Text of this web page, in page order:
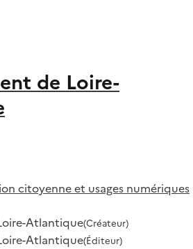
de Loire-
citoyenne et usages numériques
Atlantique(Créateur)
Atlantique(Éditeur)